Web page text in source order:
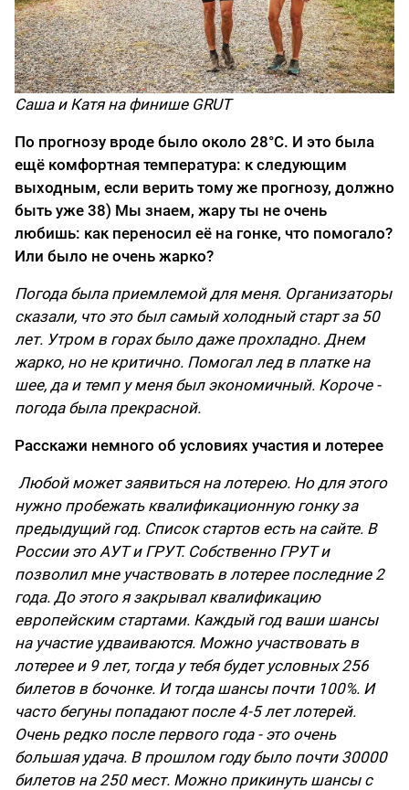
Саша и Катя на финише GRUT
По прогнозу вроде было около 28°C. И это была
ещё комфортная температура: к следующим
выходным, если верить тому же прогнозу, должно
быть уже 38) Мы знаем, жару ты не очень
любишь: как переносил её на гонке, что помогало?
Или было не очень жарко?
Погода была приемлемой для меня. Организаторы
сказали, что это был самый холодный старт за 50
лет. Утром в горах было даже прохладно. Днем
жарко, но не критично. Помогал лед в платке на
шее, да и темп у меня был экономичный. Короче -
погода была прекрасной.
Расскажи немного об условиях участия и лотерее
Любой может заявиться на лотерею. Но для этого
нужно пробежать квалификационную гонку за
предыдущий год. Список стартов есть на сайте. В
России это АУТ и ГРУТ. Собственно ГРУТ и
позволил мне участвовать в лотерее последние 2
года. До этого я закрывал квалификацию
европейским стартами. Каждый год ваши шансы
на участие удваиваются. Можно участвовать в
лотерее и 9 лет, тогда у тебя будет условных 256
билетов в бочонке. И тогда шансы почти 100%. И
часто бегуны попадают после 4-5 лет лотерей.
Очень редко после первого года - это очень
большая удача. В прошлом году было почти 30000
билетов на 250 мест. Можно прикинуть шансы с